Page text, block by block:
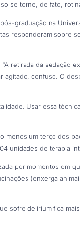
se torne, de fato,
graduação na
responderam sobre
retirada da sedação
agitado, confuso. O
Usar essa
menos um terço dos
unidades de terapia
por momentos em
(enxerga
sofre delirium fica